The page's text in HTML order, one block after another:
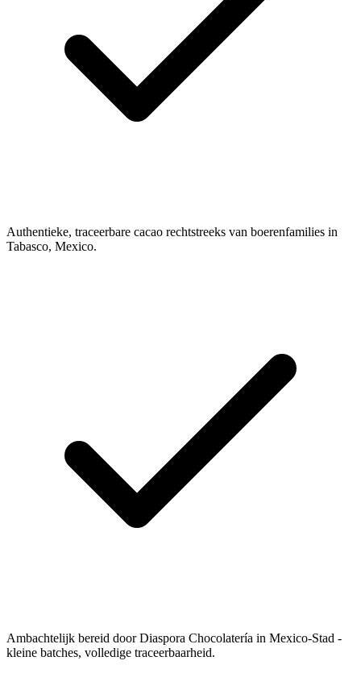
Authentieke, traceerbare cacao rechtstreeks van boerenfamilies in
Tabasco, Mexico.
Ambachtelijk bereid door Diaspora Chocolatería in Mexico-Stad -
kleine batches, volledige traceerbaarheid.